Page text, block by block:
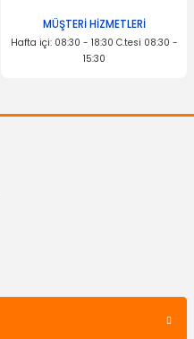
MÜŞTERİ HİZMETLERİ
Hafta içi: 08:30 - 18:30 C.tesi 08:30 -
15:30